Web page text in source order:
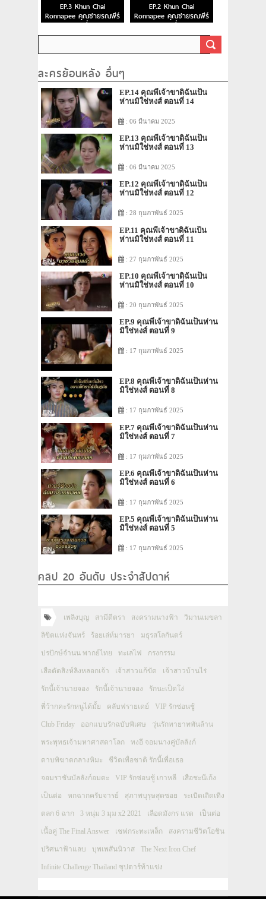
EP.3 Khun Chai
Ronnapee คุณชายรณพีร์
ตอนที่ 3
EP.2 Khun Chai
Ronnapee คุณชายรณพีร์
ตอนที่ 2
ละครย้อนหลัง อื่นๆ
EP.14 คุณพี่เจ้าขาดิฉันเป็น
ห่านมิใช่หงส์ ตอนที่ 14
: 06 มีนาคม 2025
EP.13 คุณพี่เจ้าขาดิฉันเป็น
ห่านมิใช่หงส์ ตอนที่ 13
: 06 มีนาคม 2025
EP.12 คุณพี่เจ้าขาดิฉันเป็น
ห่านมิใช่หงส์ ตอนที่ 12
: 28 กุมภาพันธ์ 2025
EP.11 คุณพี่เจ้าขาดิฉันเป็น
ห่านมิใช่หงส์ ตอนที่ 11
: 27 กุมภาพันธ์ 2025
EP.10 คุณพี่เจ้าขาดิฉันเป็น
ห่านมิใช่หงส์ ตอนที่ 10
: 20 กุมภาพันธ์ 2025
EP.9 คุณพี่เจ้าขาดิฉันเป็นห่าน
มิใช่หงส์ ตอนที่ 9
: 17 กุมภาพันธ์ 2025
EP.8 คุณพี่เจ้าขาดิฉันเป็นห่าน
มิใช่หงส์ ตอนที่ 8
: 17 กุมภาพันธ์ 2025
EP.7 คุณพี่เจ้าขาดิฉันเป็นห่าน
มิใช่หงส์ ตอนที่ 7
: 17 กุมภาพันธ์ 2025
EP.6 คุณพี่เจ้าขาดิฉันเป็นห่าน
มิใช่หงส์ ตอนที่ 6
: 17 กุมภาพันธ์ 2025
EP.5 คุณพี่เจ้าขาดิฉันเป็นห่าน
มิใช่หงส์ ตอนที่ 5
: 17 กุมภาพันธ์ 2025
คลิป 20 อันดับ ประจำสัปดาห์
เพลิงบุญ สามีตีตรา สงครามนางฟ้า วิมานเมขลา
ลิขิตแห่งจันทร์ ร้อยเล่ห์มารยา มธุรสโลกันตร์
ปรปักษ์จำนน พากย์ไทย ทะเลไฟ กรงกรรม
เสือตัดสิงห์ลิงหลอกเจ้า เจ้าสาวแก้ขัด เจ้าสาวบ้านไร่
รักนี้เจ้านายจอง รักนี้เจ้านายจอง รักนะเป็ดโง่
พี่ว้ากคะรักหนูได้มั้ย คลับฟรายเดย์ VIP รักซ่อนชู้
Club Friday ออกแบบรักฉบับพิเศษ วุ่นรักทายาทพันล้าน
พระพุทธเจ้ามหาศาสดาโลก ทงอี จอมนางคู่บัลลังก์
ดาบพิฆาตกลางหิมะ ชีวิตเพื่อชาติ รักนี้เพื่อเธอ
จอมราชันบัลลังก์อมตะ VIP รักซ่อนชู้ เกาหลี เสือชะนีเก้ง
เป็นต่อ หกฉากครับจารย์ สุภาพบุรุษสุดซอย ระเบิดเถิดเทิง
ตลก 6 ฉาก 3 หนุ่ม 3 มุม x2 2021 เลือดมังกร แรด เป็นต่อ
เนื้อคู่ The Final Answer เชฟกระทะเหล็ก สงครามชีวิตโอชิน
ปริศนาฟ้าแลบ บุพเพสันนิวาส The Next Iron Chef
Infinite Challenge Thailand ซุปตาร์ท้าแข่ง